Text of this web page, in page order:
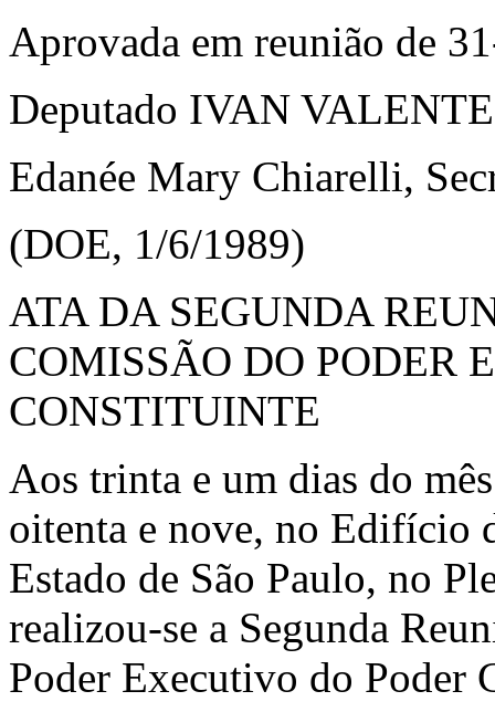
Aprovada em reunião de
Deputado IVAN
Edanée Mary Chiarelli,
(DOE, 1/6/1989)
ATA DA SEGUNDA
COMISSÃO DO PODER
CONSTITUINTE
Aos trinta e um dias do
oitenta e nove, no Edifício
Estado de São Paulo, no
realizou-se a Segunda
Poder Executivo do Poder